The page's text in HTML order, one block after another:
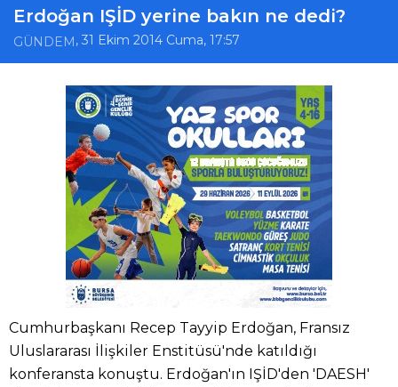
Erdoğan IŞİD yerine bakın ne dedi?
GÜNDEM, 31 Ekim 2014 Cuma, 17:57
Cumhurbaşkanı Recep Tayyip Erdoğan, Fransız
Uluslararası İlişkiler Enstitüsü'nde katıldığı
konferansta konuştu. Erdoğan'ın IŞİD'den 'DAESH'